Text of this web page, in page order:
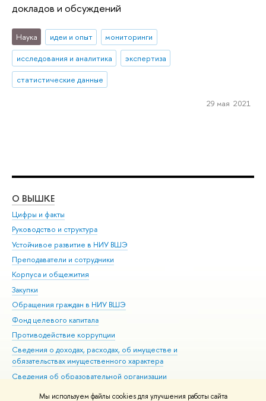
Мы используем файлы cookies для улучшения работы сайта
докладов и обсуждений
Наука идеи и опыт
мониторинги
исследования и аналитика
экспертиза
статистические данные
29 мая 2021
О ВЫШКЕ
Цифры и факты
Руководство и структура
Устойчивое развитие в НИУ ВШЭ
Преподаватели и сотрудники
Корпуса и общежития
Закупки
Обращения граждан в НИУ ВШЭ
Фонд целевого капитала
Противодействие коррупции
Сведения о доходах, расходах, об имуществе и
обязательствах имущественного характера
Сведения об образовательной организации
Людям с ограниченными возможностями здоровья